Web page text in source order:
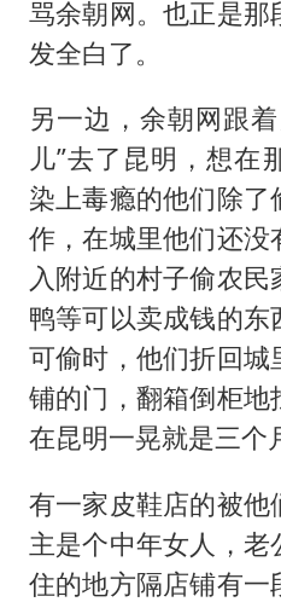
骂余朝网。也正是
发全白了。
另一边，余朝网跟
儿”去了昆明，想在
染上毒瘾的他们除
作，在城里他们还
入附近的村子偷农
鸭等可以卖成钱的
可偷时，他们折回
铺的门，翻箱倒柜地
在昆明一晃就是三个
有一家皮鞋店的被
主是个中年女人，老
住的地方隔店铺有一